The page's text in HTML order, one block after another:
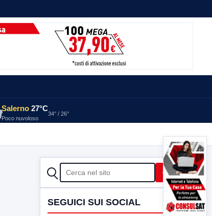
Salerno 27°C
Poco nuvoloso
34° / 26°
CERCA Cerca
SEGUICI SUI SOCIAL